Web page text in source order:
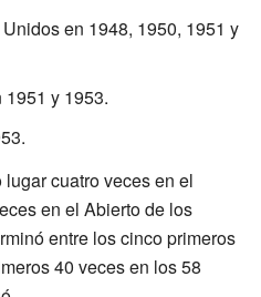
en 1948, 1950, 1951 y
y 1953.
cuatro veces en el
en el Abierto de los
entre los cinco primeros
40 veces en los 58